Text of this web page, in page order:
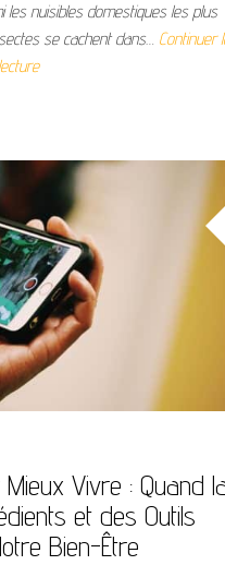
nuisibles domestiques les plus
se cachent dans… Continuer
Vivre : Quand
et des Outils
Bien-Être